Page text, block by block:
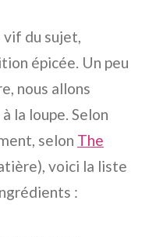
vif du sujet,
épicée. Un peu
nous allons
la loupe. Selon
selon The
voici la liste
: